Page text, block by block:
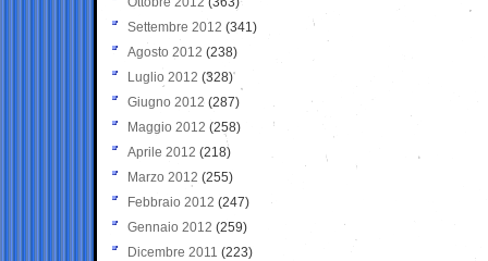
Settembre 2012 (341)
Agosto 2012 (238)
Luglio 2012 (328)
Giugno 2012 (287)
Maggio 2012 (258)
Aprile 2012 (218)
Marzo 2012 (255)
Febbraio 2012 (247)
Gennaio 2012 (259)
Dicembre 2011 (223)